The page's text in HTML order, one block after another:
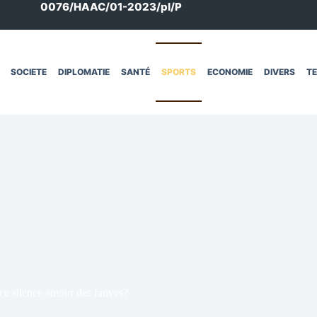
0076/HAAC/01-2023/pl/P
SOCIETE DIPLOMATIE SANTÉ SPORTS ECONOMIE DIVERS